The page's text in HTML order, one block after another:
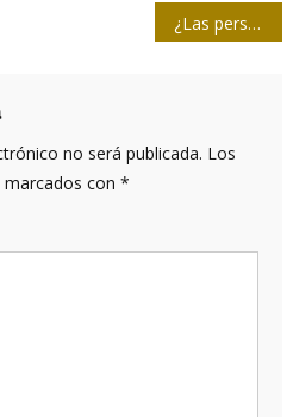
¿Las personas ya vacunadas pueden continuar transmitiendo el virus?
no será publicada. Los
con *